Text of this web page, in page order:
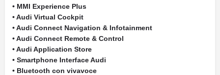
• MMI Experience Plus
• Audi Virtual Cockpit
• Audi Connect Navigation & Infotainment
• Audi Connect Remote & Control
• Audi Application Store
• Smartphone Interface Audi
• Bluetooth con vivavoce